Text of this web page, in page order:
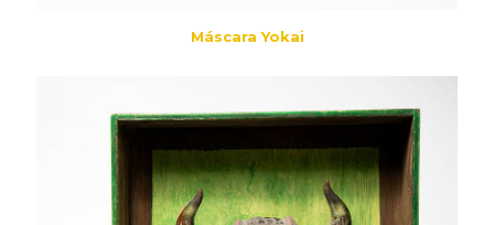
Máscara Yokai